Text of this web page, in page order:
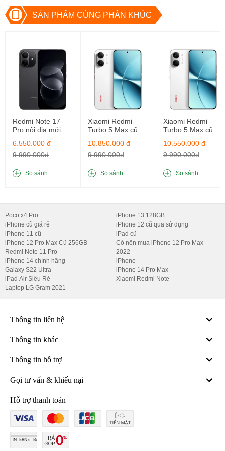
2. Samsung Galaxy S22 có màn hình
Điện thoại Samsung Galaxy S22 5G Mỹ Cũ  được trang bị một
màn hình rộng 6.1 inch với công nghệ màn hình tấm nền dynamic
amoled 2x cao cấp, độ phân giải Full HD+ (1080 x 2340 Pixels)
đem đến người dùng những trải nghiệm sử dụng hình ảnh vô
cùng sắc nét, hình ảnh hiển thị tươi tắn, sống động.
rên galaxy s22 màn hình được thiết kế tràn viền, vô cực với công
nghệ Infinity-O đem tới trải nghiệm sử dụng không thể tuyệt vời
hơn, bên cạnh đó với sự hỗ trợ của công nghệ tần số quét 120Hz
giúp cho mọi thao tác chạm, vuốt chơi game, xem phim đều vô
3. Hệ thống camera Samsung Galaxy S22
siêu sắc nét, hỗ trợ nhiều chế độ chụp
Samsung Galaxy S22 5G Mỹ Cũ được trang bị bộ 3 camera với
camera chính có độ phân giải 50MP, camera góc siêu rộng 12MP
và camera tele độ phân giải 10MP hỗ trợ zoom quang học 3x.
SẢN PHẨM CÙNG PHÂN KHÚC
Redmi Note 17
Pro nội địa mới
8GB/128GB
6.550.000 đ
9.990.000đ
So sánh
Xiaomi Redmi
Turbo 5 Max cũ
16GB/512GB
10.850.000 đ
9.990.000đ
So sánh
Xiaomi Redmi
Turbo 5 Max cũ
12GB/512GB
10.550.000 đ
9.990.000đ
So sánh
Poco x4 Pro
iPhone cũ giá rẻ
iPhone 11 cũ
iPhone 12 Pro Max Cũ 256GB
Redmi Note 11 Pro
iPhone 14 chính hãng
Galaxy S22 Ultra
iPad Air Siêu Rẻ
Laptop LG Gram 2021
iPhone 13 128GB
iPhone 12 cũ qua sử dụng
iPad cũ
Có nên mua iPhone 12 Pro Max
2022
iPhone
iPhone 14 Pro Max
Xiaomi Redmi Note
Thông tin liên hệ
Thông tin khác
Thông tin hỗ trợ
Gọi tư vấn & khiếu nại
Hỗ trợ thanh toán